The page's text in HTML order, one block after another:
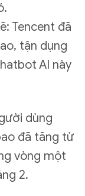
Tencent đã
tận dụng
AI này
dùng
đã tăng từ
vòng một
2.